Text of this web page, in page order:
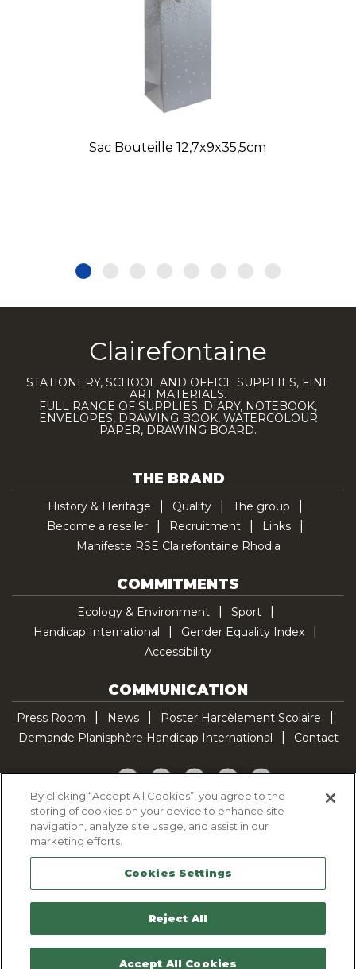
Sac Bouteille 12,7x9x35,5cm
Clairefontaine
STATIONERY, SCHOOL AND OFFICE SUPPLIES, FINE
ART MATERIALS.
FULL RANGE OF SUPPLIES: DIARY, NOTEBOOK,
ENVELOPES, DRAWING BOOK, WATERCOLOUR
PAPER, DRAWING BOARD.
THE BRAND
History & Heritage Quality
The group
Become a reseller
Recruitment
Links
Manifeste RSE Clairefontaine Rhodia
COMMITMENTS
Ecology & Environment
Sport
Handicap International
Gender Equality Index
Accessibility
COMMUNICATION
Press Room News
Poster Harcèlement Scolaire
Demande Planisphère Handicap International
Contact
Facebook
TwitterYouTubePinterestTikTok
Cookie Policy
Legal Notice
Sitemap
Contactez-nous
By clicking “Accept All Cookies”, you agree to the
storing of cookies on your device to enhance site
navigation, analyze site usage, and assist in our
marketing efforts.
Cookies Settings
Reject All
Accept All Cookies